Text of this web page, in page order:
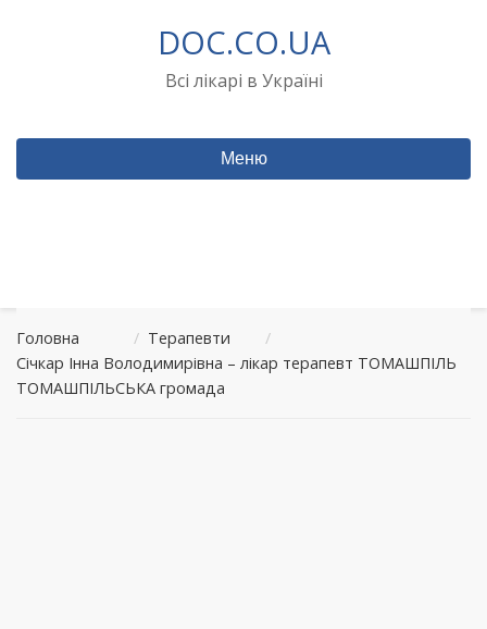
DOC.CO.UA
Всі лікарі в Україні
Меню
Головна / Терапевти
/
Січкар Інна Володимирівна – лікар терапевт ТОМАШПІЛЬ
ТОМАШПІЛЬСЬКА громада